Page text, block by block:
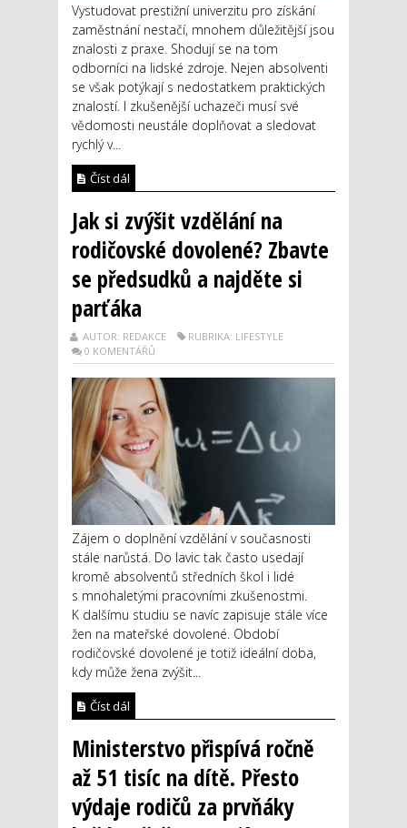
Vystudovat prestižní univerzitu pro získání
zaměstnání nestačí, mnohem důležitější jsou
znalosti z praxe. Shodují se na tom
odborníci na lidské zdroje. Nejen absolventi
se však potýkají s nedostatkem praktických
znalostí. I zkušenější uchazeči musí své
vědomosti neustále doplňovat a sledovat
rychlý v...
Číst dál
Jak si zvýšit vzdělání na
rodičovské dovolené? Zbavte
se předsudků a najděte si
parťáka
AUTOR: REDAKCE
RUBRIKA: LIFESTYLE
0 KOMENTÁŘŮ
Zájem o doplnění vzdělání v současnosti
stále narůstá. Do lavic tak často usedají
kromě absolventů středních škol i lidé
s mnohaletými pracovními zkušenostmi.
K dalšímu studiu se navíc zapisuje stále více
žen na mateřské dovolené. Období
rodičovské dovolené je totiž ideální doba,
kdy může žena zvýšit...
Číst dál
Ministerstvo přispívá ročně
až 51 tisíc na dítě. Přesto
výdaje rodičů za prvňáky